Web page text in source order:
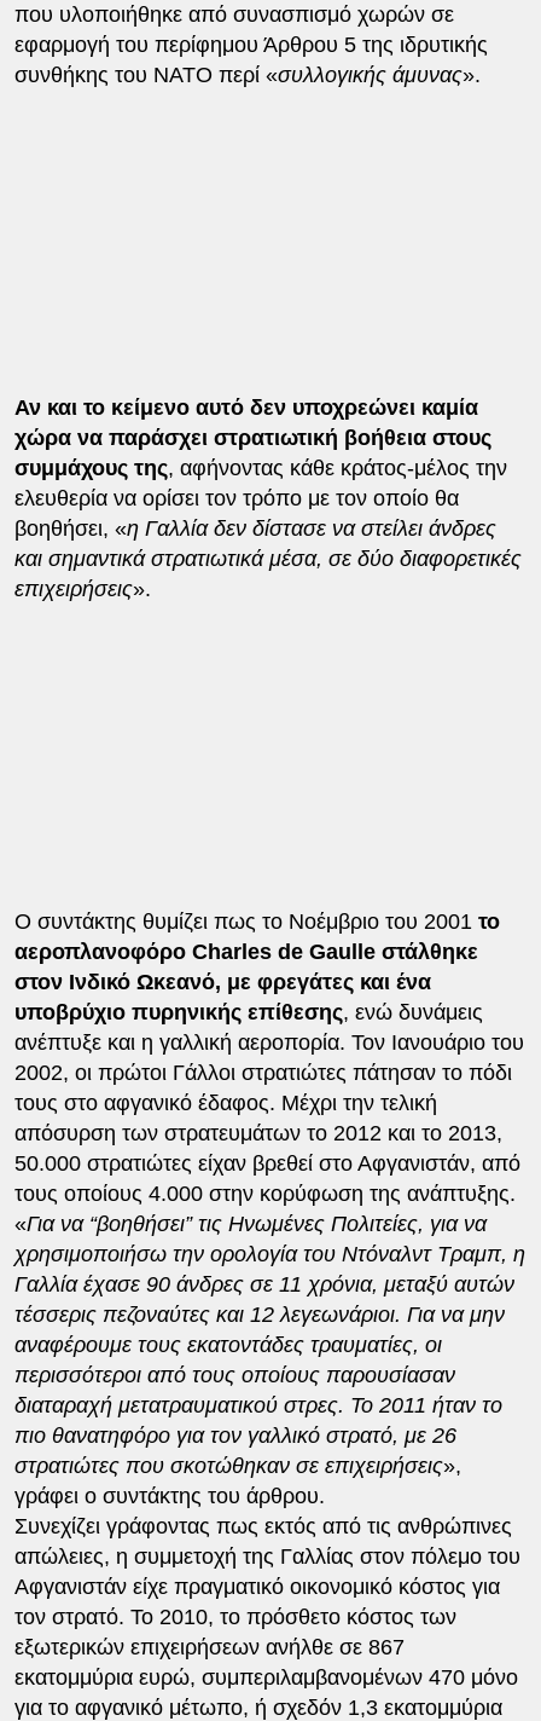
που υλοποιήθηκε από συνασπισμό χωρών σε
εφαρμογή του περίφημου Άρθρου 5 της ιδρυτικής
συνθήκης του ΝΑΤΟ περί «συλλογικής άμυνας».
Αν και το κείμενο αυτό δεν υποχρεώνει καμία
χώρα να παράσχει στρατιωτική βοήθεια στους
συμμάχους της, αφήνοντας κάθε κράτος-μέλος την
ελευθερία να ορίσει τον τρόπο με τον οποίο θα
βοηθήσει, «η Γαλλία δεν δίστασε να στείλει άνδρες
και σημαντικά στρατιωτικά μέσα, σε δύο διαφορετικές
επιχειρήσεις».
Ο συντάκτης θυμίζει πως το Νοέμβριο του 2001 το
αεροπλανοφόρο Charles de Gaulle στάλθηκε
στον Ινδικό Ωκεανό, με φρεγάτες και ένα
υποβρύχιο πυρηνικής επίθεσης, ενώ δυνάμεις
ανέπτυξε και η γαλλική αεροπορία. Τον Ιανουάριο του
2002, οι πρώτοι Γάλλοι στρατιώτες πάτησαν το πόδι
τους στο αφγανικό έδαφος. Μέχρι την τελική
απόσυρση των στρατευμάτων το 2012 και το 2013,
50.000 στρατιώτες είχαν βρεθεί στο Αφγανιστάν, από
τους οποίους 4.000 στην κορύφωση της ανάπτυξης.
«Για να “βοηθήσει” τις Ηνωμένες Πολιτείες, για να
χρησιμοποιήσω την ορολογία του Ντόναλντ Τραμπ, η
Γαλλία έχασε 90 άνδρες σε 11 χρόνια, μεταξύ αυτών
τέσσερις πεζοναύτες και 12 λεγεωνάριοι. Για να μην
αναφέρουμε τους εκατοντάδες τραυματίες, οι
περισσότεροι από τους οποίους παρουσίασαν
διαταραχή μετατραυματικού στρες. Το 2011 ήταν το
πιο θανατηφόρο για τον γαλλικό στρατό, με 26
στρατιώτες που σκοτώθηκαν σε επιχειρήσεις»,
γράφει ο συντάκτης του άρθρου.
Συνεχίζει γράφοντας πως εκτός από τις ανθρώπινες
απώλειες, η συμμετοχή της Γαλλίας στον πόλεμο του
Αφγανιστάν είχε πραγματικό οικονομικό κόστος για
τον στρατό. Το 2010, το πρόσθετο κόστος των
εξωτερικών επιχειρήσεων ανήλθε σε 867
εκατομμύρια ευρώ, συμπεριλαμβανομένων 470 μόνο
για το αφγανικό μέτωπο, ή σχεδόν 1,3 εκατομμύρια